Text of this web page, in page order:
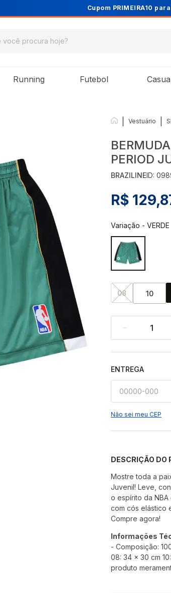
Cupom PRIMEIRA10 para 10% OFF na 1ª
Running Futebol
Vestuário
PERIOD
BRAZILINEID:
R$
Variação -VERDE
08 10
1
ENTREGA
Não sei meu CEP
DESCRIÇÃO DO
Mostre toda a
Juvenil! Leve,
o espírito da
com cós elástico
Compre agora!
Informações
- Composição:
08: 34 x 30 cm
produto